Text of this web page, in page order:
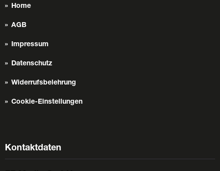
Home
AGB
Impressum
Datenschutz
Widerrufsbelehrung
Cookie-Einstellungen
Kontaktdaten